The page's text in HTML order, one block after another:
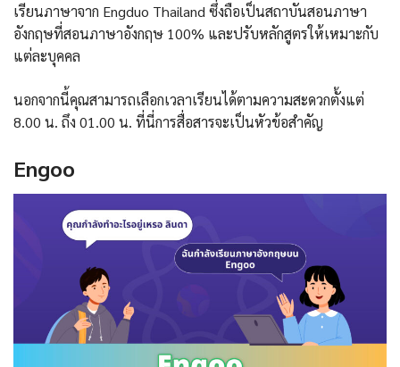
เรียนภาษาจาก Engduo Thailand ซึ่งถือเป็นสถาบันสอนภาษา
อังกฤษที่สอนภาษาอังกฤษ 100% และปรับหลักสูตรให้เหมาะกับ
แต่ละบุคคล
นอกจากนี้คุณสามารถเลือกเวลาเรียนได้ตามความสะดวกตั้งแต่
8.00 น. ถึง 01.00 น. ที่นี่การสื่อสารจะเป็นหัวข้อสําคัญ
Engoo